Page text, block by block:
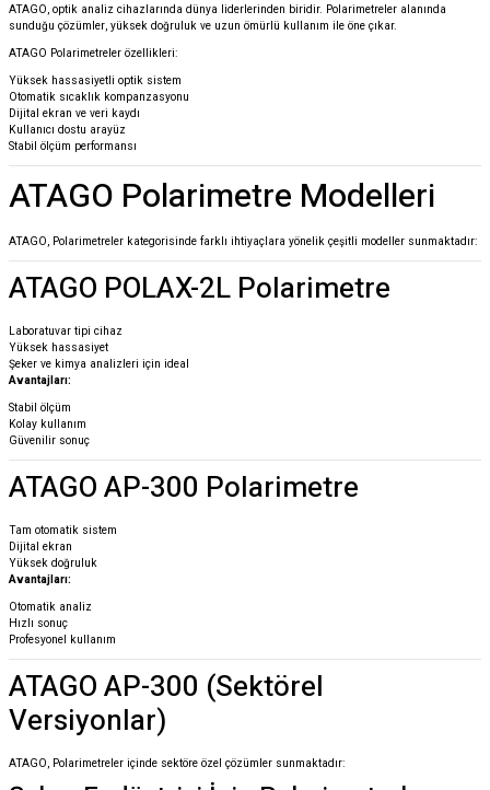
ATAGO, optik analiz cihazlarında dünya liderlerinden biridir. Polarimetreler alanında
sunduğu çözümler, yüksek doğruluk ve uzun ömürlü kullanım ile öne çıkar.
ATAGO Polarimetreler özellikleri:
Yüksek hassasiyetli optik sistem
Otomatik sıcaklık kompanzasyonu
Dijital ekran ve veri kaydı
Kullanıcı dostu arayüz
Stabil ölçüm performansı
ATAGO Polarimetre Modelleri
ATAGO, Polarimetreler kategorisinde farklı ihtiyaçlara yönelik çeşitli modeller sunmaktadır:
ATAGO POLAX-2L Polarimetre
Laboratuvar tipi cihaz
Yüksek hassasiyet
Şeker ve kimya analizleri için ideal
Avantajları:
Stabil ölçüm
Kolay kullanım
Güvenilir sonuç
ATAGO AP-300 Polarimetre
Tam otomatik sistem
Dijital ekran
Yüksek doğruluk
Avantajları:
Otomatik analiz
Hızlı sonuç
Profesyonel kullanım
ATAGO AP-300 (Sektörel
Versiyonlar)
ATAGO, Polarimetreler içinde sektöre özel çözümler sunmaktadır: